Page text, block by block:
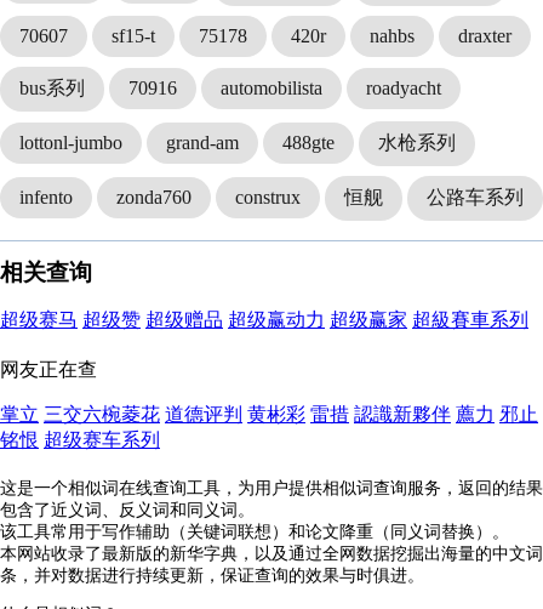
70607 sf15-t 75178 420r nahbs draxter
bus系列 70916 automobilista roadyacht
lottonl-jumbo grand-am 488gte 水枪系列
infento zonda760 construx 恒舰 公路车系列
相关查询
超级赛马 超级赞 超级赠品 超级赢动力 超级赢家 超級賽車系列
网友正在查
掌立 三交六椀菱花 道德评判 黄彬彩 雷措 認識新夥伴 薦力 邪止
铭恨 超级赛车系列
这是一个相似词在线查询工具，为用户提供相似词查询服务，返回的结果
包含了近义词、反义词和同义词。
该工具常用于写作辅助（关键词联想）和论文降重（同义词替换）。
本网站收录了最新版的新华字典，以及通过全网数据挖掘出海量的中文词
条，并对数据进行持续更新，保证查询的效果与时俱进。